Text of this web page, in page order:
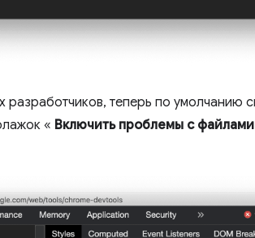
теперь по умолчанию
« Включить проблемы с